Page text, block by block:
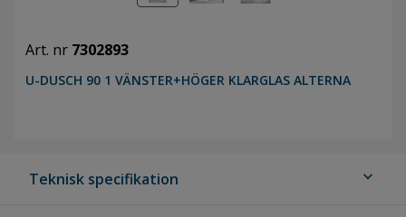
Art. nr 7302893
U-DUSCH 90 1 VÄNSTER+HÖGER KLARGLAS ALTERNA
Teknisk specifikation expand_more